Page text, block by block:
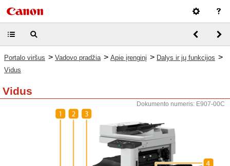
Portalo viršus > Vadovo pradžia > Apie įrenginį > Dalys ir jų funkcijos >
Vidus
Vidus
Dokumento numeris: E907-00C